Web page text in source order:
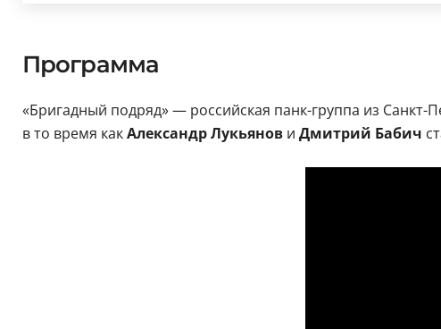
Программа
«Бригадный подряд» — российская панк-группа из Санкт-
в то время какАлександр Лукьянови Дмитрий Бабич